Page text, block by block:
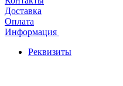
Доставка
Оплата
Информация
Реквизиты